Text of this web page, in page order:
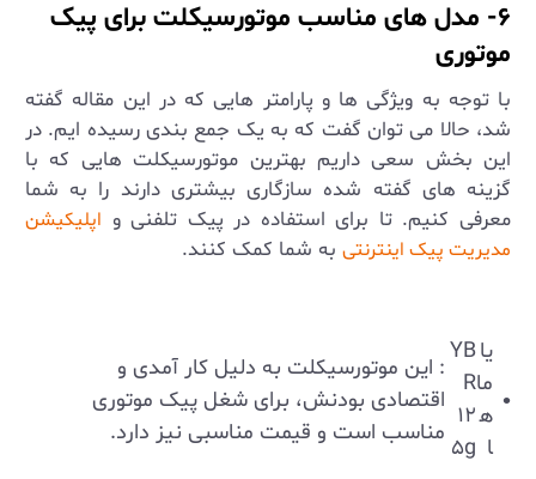
۶- مدل های مناسب موتورسیکلت برای پیک
موتوری
با توجه به ویژگی ها و پارامتر هایی که در این مقاله گفته
شد، حالا می توان گفت که به یک جمع بندی رسیده ایم. در
این بخش سعی داریم بهترین موتورسیکلت هایی که با
گزینه های گفته شده سازگاری بیشتری دارند را به شما
معرفی کنیم. تا برای استفاده در پیک تلفنی و اپلیکیشن
مدیریت پیک اینترنتی به شما کمک کنند.
یا
ما
ه
ا
YB
R
۱۲
۵g
: این موتورسیکلت به دلیل کار آمدی و
اقتصادی بودنش، برای شغل پیک موتوری
مناسب است و قیمت مناسبی نیز دارد.